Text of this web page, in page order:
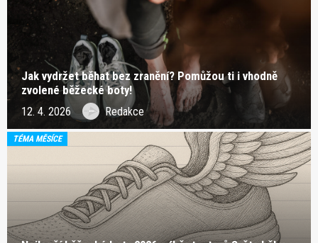
Jak vydržet běhat bez zranění? Pomůžou ti i vhodně
zvolené běžecké boty!
12. 4. 2026 Redakce
TÉMA MĚSÍCE